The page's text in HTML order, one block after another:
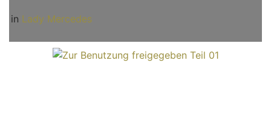
in Lady Mercedes